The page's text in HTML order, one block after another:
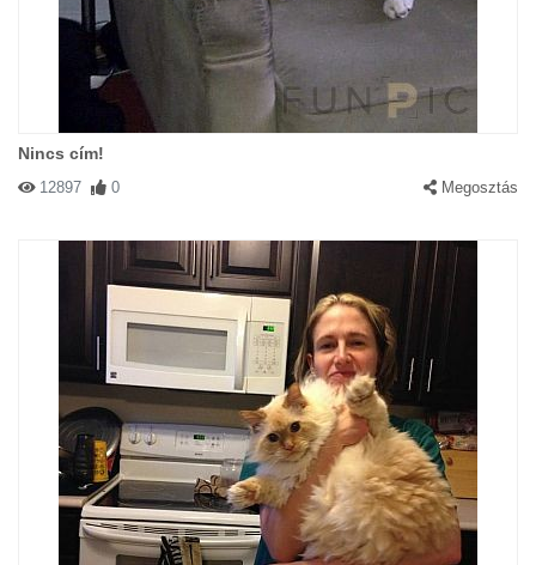
Nincs cím!
12897 0 Megosztás